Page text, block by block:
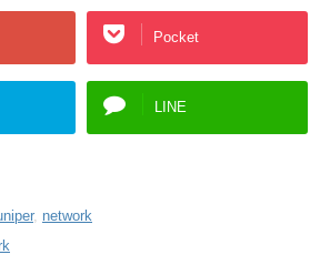
Pocket
LINE
, network